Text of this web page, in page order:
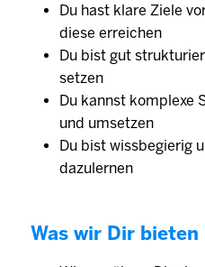
Du hast klare Ziele
diese erreichen
Du bist gut
setzen
Du kannst komplexe
und umsetzen
Du bist wissbegierig
dazulernen
Was wir Dir bieten